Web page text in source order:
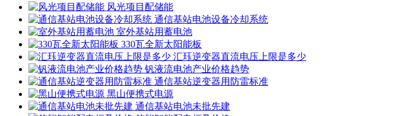
风光项目配储能
通信基站电池设备冷却系统
室外基站用蓄电池
330瓦全新太阳能板
汇珏逆变器直流电压上限是多少
钒液流电池产业价格趋势
通信基站逆变器用防雷标准
黑山便携式电源
通信基站电池未批先建